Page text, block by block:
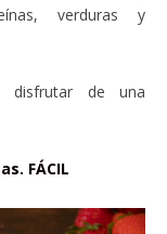
verduras y
disfrutar de una
FÁCIL